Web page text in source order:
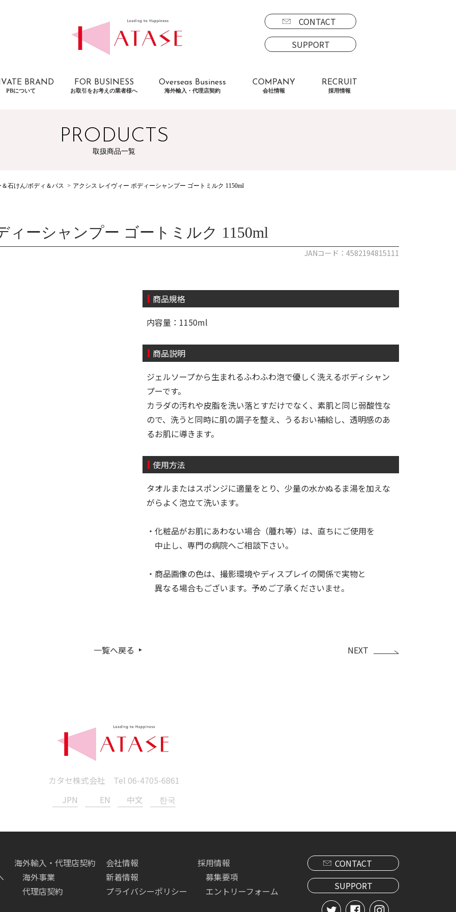
CONTACT
SUPPORT
BRAND
PBについて
FOR BUSINESS
お取引をお考えの業者様へ
Overseas Business
海外輸入・代理店契約
COMPANY
会社情報
RECRUIT
採用情報
PRODUCTS
取扱商品一覧
石けん/ボディ＆バス アクシス レイヴィー ボディーシャンプー ゴートミルク 1150ml
ィーシャンプー ゴートミルク 1150ml
JANコード：4582194815111
商品規格
内容量：1150ml
商品説明
ジェルソープから生まれるふわふわ泡で優しく洗えるボディシャン
プーです。
カラダの汚れや皮脂を洗い落とすだけでなく、素肌と同じ弱酸性な
ので、洗うと同時に肌の調子を整え、うるおい補給し、透明感のあ
るお肌に導きます。
使用方法
タオルまたはスポンジに適量をとり、少量の水かぬるま湯を加えな
がらよく泡立て洗います。
・化粧品がお肌にあわない場合（腫れ等）は、直ちにご使用を
中止し、専門の病院へご相談下さい。
・商品画像の色は、撮影環境やディスプレイの関係で実物と
異なる場合もございます。予めご了承くださいませ。
一覧へ戻る NEXT
カタセ株式会社 Tel 06-4705-6861
JPN
EN 中文 한국
海外輸入・代理店契約
海外事業
代理店契約
会社情報
新着情報
プライバシーポリシー
採用情報
募集要項
エントリーフォーム
CONTACT
SUPPORT